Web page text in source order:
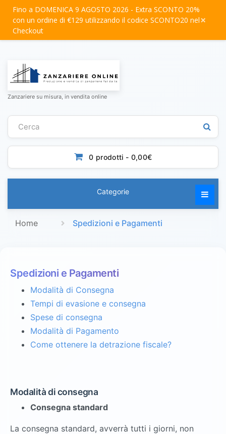
Fino a DOMENICA 9 AGOSTO 2026 - Extra SCONTO 20%
con un ordine di €129 utilizzando il codice SCONTO20 nel
Checkout
×
Zanzariere su misura, in vendita online
0 prodotti - 0,00€
Categorie
Home Spedizioni e Pagamenti
Spedizioni e Pagamenti
Modalità di Consegna
Tempi di evasione e consegna
Spese di consegna
Modalità di Pagamento
Come ottenere la detrazione fiscale?
Modalità di consegna
Consegna standard
La consegna standard, avverrà tutti i giorni, non